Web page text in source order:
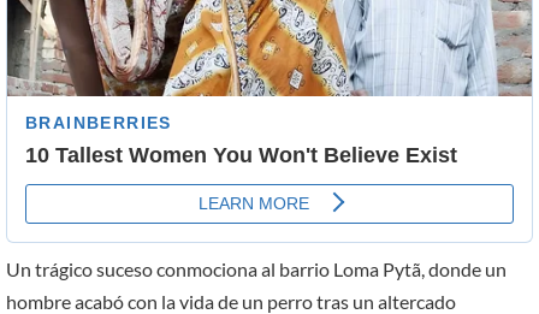
Un trágico suceso conmociona al barrio Loma Pytã, donde un
hombre acabó con la vida de un perro tras un altercado